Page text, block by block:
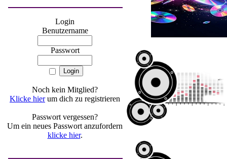
Login
Benutzername
Passwort
Noch kein Mitglied?
Klicke hierum dich zu registrieren
Passwort vergessen?
Um ein neues Passwort anzufordern
klicke hier.